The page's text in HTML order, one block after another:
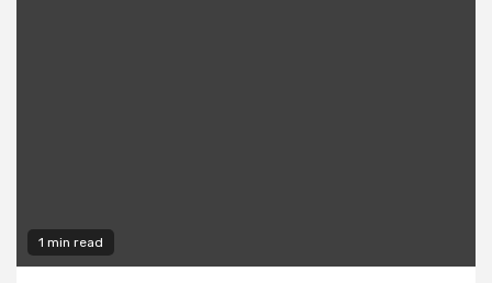
1 min read